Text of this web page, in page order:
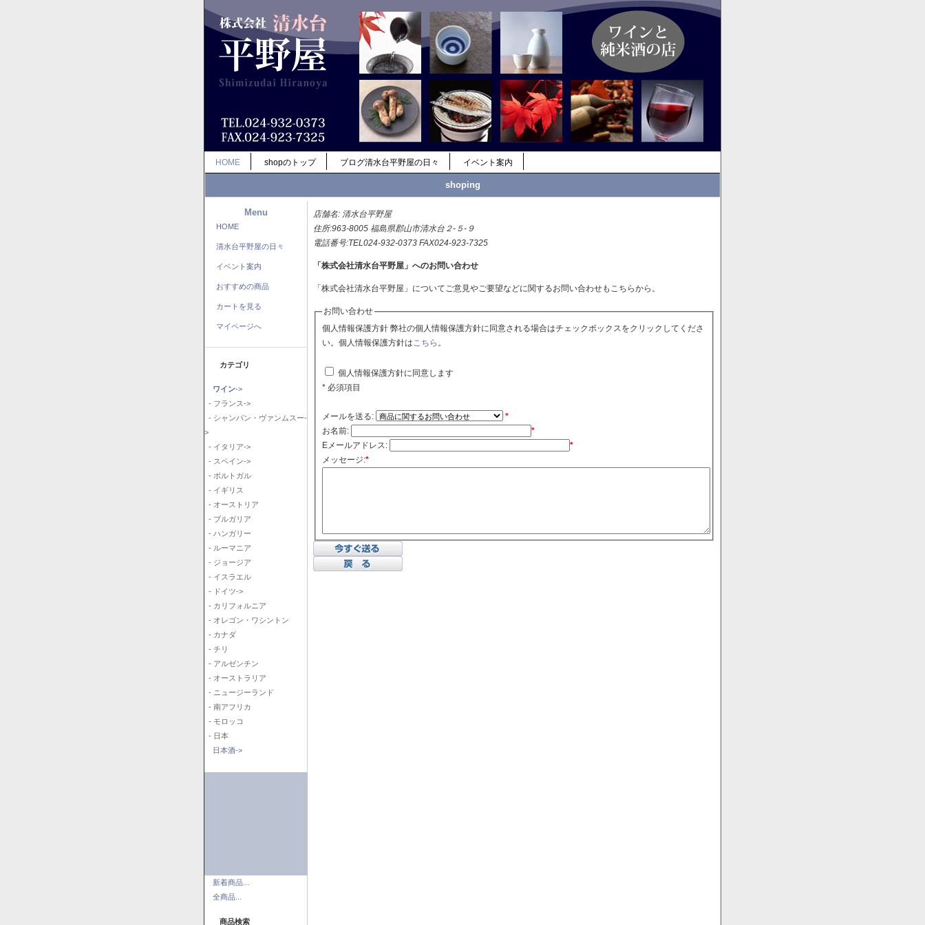
HOME shopのトップ ブログ清水台平野屋の日々 イベント案内
shoping
Menu
HOME
清水台平野屋の日々
イベント案内
おすすめの商品
カートを見る
マイページへ
カテゴリ
ワイン->
- フランス->
- シャンパン・ヴァンムスー-
>
- イタリア->
- スペイン->
- ポルトガル
- イギリス
- オーストリア
- ブルガリア
- ハンガリー
- ルーマニア
- ジョージア
- イスラエル
- ドイツ->
- カリフォルニア
- オレゴン・ワシントン
- カナダ
- チリ
- アルゼンチン
- オーストラリア
- ニュージーランド
- 南アフリカ
- モロッコ
- 日本
日本酒->
新着商品...
全商品...
商品検索
店舗名: 清水台平野屋
住所:963-8005 福島県郡山市清水台２-５-９
電話番号:TEL024-932-0373 FAX024-923-7325
「株式会社清水台平野屋」へのお問い合わせ
「株式会社清水台平野屋」についてご意見やご要望などに関するお問い合わせもこちらから。
お問い合わせ
個人情報保護方針 弊社の個人情報保護方針に同意される場合はチェックボックスをクリックしてくださ
い。個人情報保護方針はこちら 。
個人情報保護方針に同意します
* 必須項目
メールを送る:
*
お名前:
*
Eメールアドレス:
*
メッセージ:*